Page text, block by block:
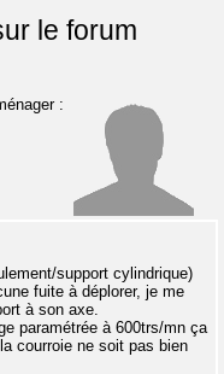
le forum
:
support cylindrique)
fuite à déplorer, je me
à son axe.
paramétrée à 600trs/mn ça
courroie ne soit pas bien